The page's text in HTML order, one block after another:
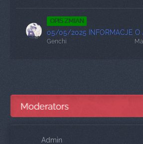
OPIS ZMIAN
05/05/2025 INFORMACJE O
Genchi
Moderators
Admin